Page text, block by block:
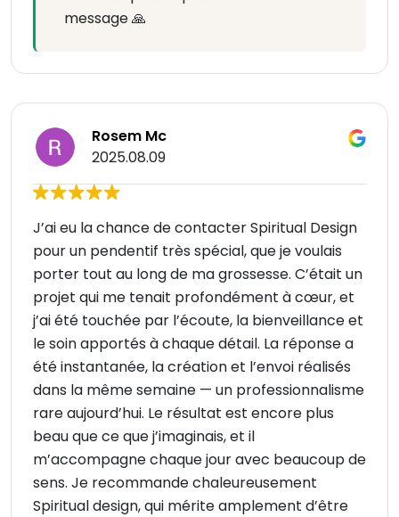
message 🙏
Rosem Mc
2025.08.09
J’ai eu la chance de contacter Spiritual Design
pour un pendentif très spécial, que je voulais
porter tout au long de ma grossesse. C’était un
projet qui me tenait profondément à cœur, et
j’ai été touchée par l’écoute, la bienveillance et
le soin apportés à chaque détail. La réponse a
été instantanée, la création et l’envoi réalisés
dans la même semaine — un professionnalisme
rare aujourd’hui. Le résultat est encore plus
beau que ce que j’imaginais, et il
m’accompagne chaque jour avec beaucoup de
sens. Je recommande chaleureusement
Spiritual design, qui mérite amplement d’être